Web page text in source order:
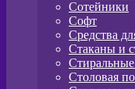
Сотейники
Софт
Средства
Стаканы и
Столовая